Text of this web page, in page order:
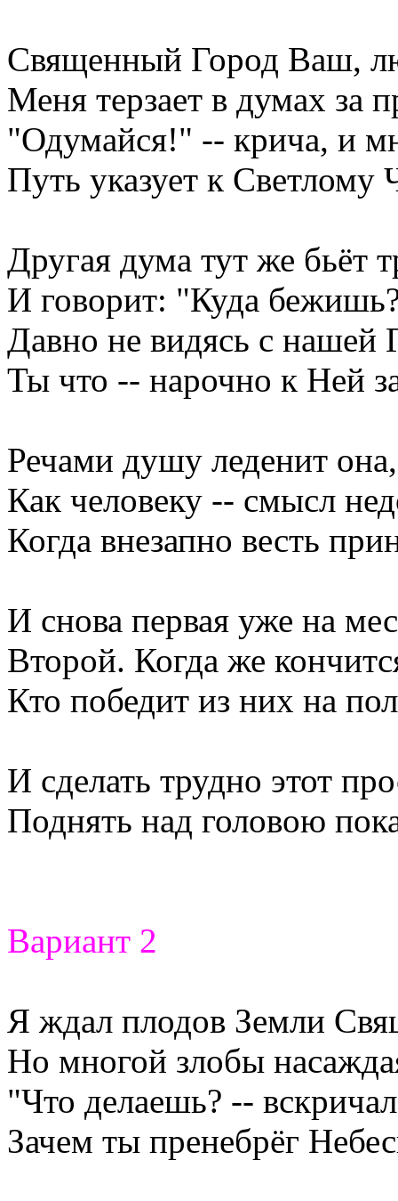
Священный Город Ваш,
Меня терзает в думах за
"Одумайся!" -- крича, и
Путь указует к Светлому
Другая дума тут же бьёт
И говорит: "Куда
Давно не видясь с нашей
Ты что -- нарочно к Ней
Речами душу леденит она,
Как человеку -- смысл
Когда внезапно весть
И снова первая уже на
Второй. Когда же
Кто победит из них на
И сделать трудно этот
Поднять над головою
Вариант 2
Я ждал плодов Земли
Но многой злобы
"Что делаешь? --
Зачем ты пренебрёг